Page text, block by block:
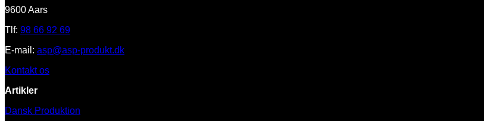
9600 Aars
Tlf: 98 66 92 69
E-mail: asp@asp-produkt.dk
Kontakt os
Artikler
Dansk Produktion